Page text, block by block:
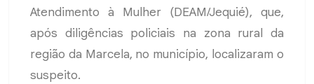
Atendimento à Mulher (DEAM/Jequié), que,
após diligências policiais na zona rural da
região da Marcela, no município, localizaram o
suspeito.